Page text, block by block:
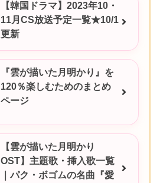
【韓国ドラマ】2023年10・
11月CS放送予定一覧★10/1
更新
『雲が描いた月明かり』を
120％楽しむためのまとめ
ページ
【雲が描いた月明かり
OST】主題歌・挿入歌一覧
｜パク・ボゴムの名曲『愛